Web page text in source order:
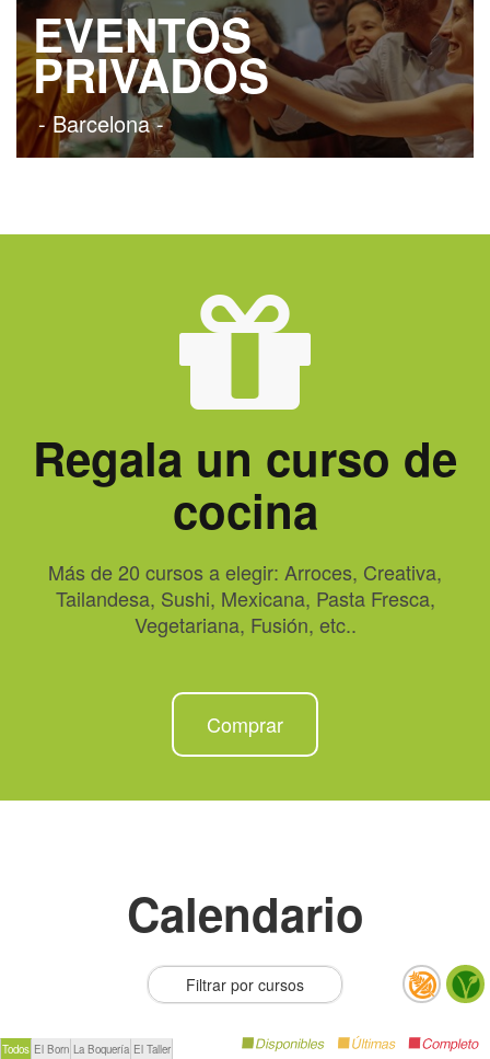
EVENTOS
PRIVADOS
- Barcelona -
Regala un curso de
cocina
Más de 20 cursos a elegir: Arroces, Creativa,
Tailandesa, Sushi, Mexicana, Pasta Fresca,
Vegetariana, Fusión, etc..
Comprar
Calendario
Todos El Born La Boquería El Taller
Filtrar por cursos